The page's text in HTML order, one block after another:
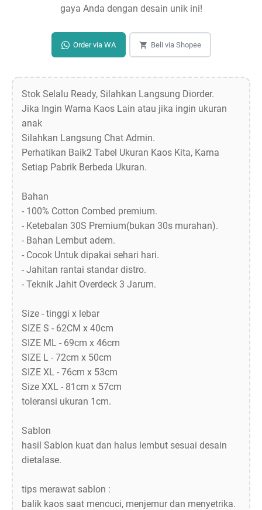
gaya Anda dengan desain unik ini!
Order via WA Beli via Shopee
Stok Selalu Ready, Silahkan Langsung Diorder.
Jika Ingin Warna Kaos Lain atau jika ingin ukuran
anak
Silahkan Langsung Chat Admin.
Perhatikan Baik2 Tabel Ukuran Kaos Kita, Karna
Setiap Pabrik Berbeda Ukuran.
Bahan
- 100% Cotton Combed premium.
- Ketebalan 30S Premium(bukan 30s murahan).
- Bahan Lembut adem.
- Cocok Untuk dipakai sehari hari.
- Jahitan rantai standar distro.
- Teknik Jahit Overdeck 3 Jarum.
Size - tinggi x lebar
SIZE S - 62CM x 40cm
SIZE ML - 69cm x 46cm
SIZE L - 72cm x 50cm
SIZE XL - 76cm x 53cm
Size XXL - 81cm x 57cm
toleransi ukuran 1cm.
Sablon
hasil Sablon kuat dan halus lembut sesuai desain
dietalase.
tips merawat sablon :
balik kaos saat mencuci, menjemur dan menyetrika.